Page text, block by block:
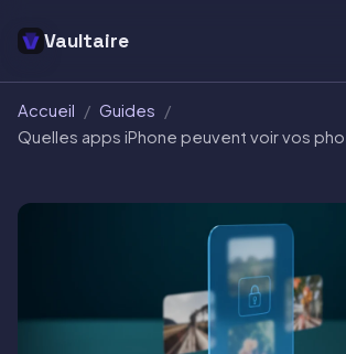
Vaultaire
Accueil / Guides /
Quelles apps iPhone peuvent voir vos